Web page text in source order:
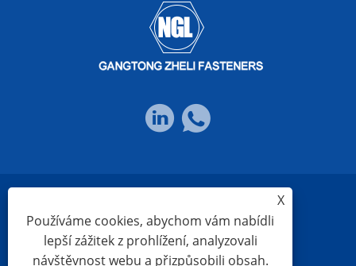
X
Používáme cookies, abychom vám nabídli
lepší zážitek z prohlížení, analyzovali
návštěvnost webu a přizpůsobili obsah.